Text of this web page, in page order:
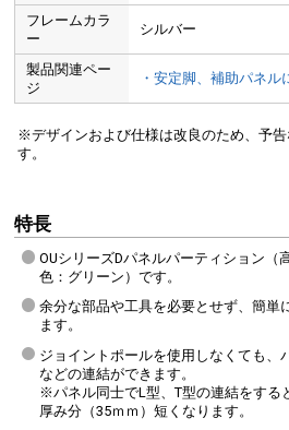
フレームカラ
ー
シルバー
製品関連ペー
ジ
・安定脚、補助パネル
※デザインおよび仕様は改良のため、予
す。
特長
OUシリーズDパネルパーティション（
色：グリーン）です。
余分な部品や工具を必要とせず、簡単
ます。
ジョイントポールを使用しなくても、
などの連結ができます。
※パネル同士でL型、T型の連結をする
厚み分（35ｍｍ）短くなります。